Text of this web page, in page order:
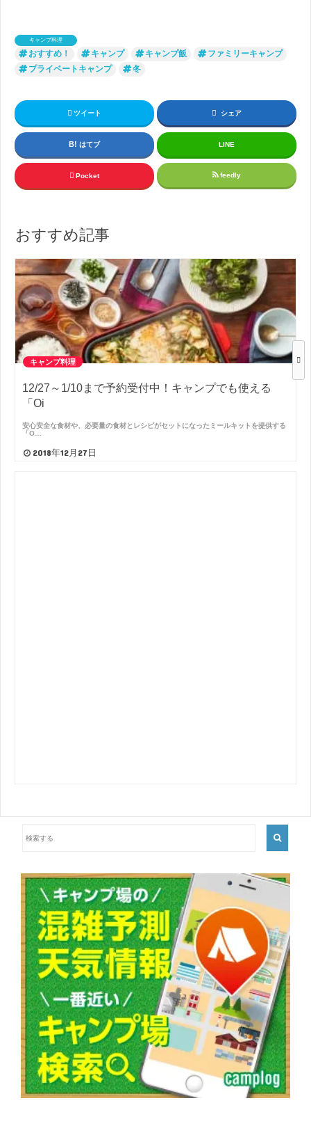
キャンプ料理
おすすめ！ キャンプ キャンプ飯
ファミリーキャンプ
プライベートキャンプ
冬
ツイート シェア
はてブ LINE
Pocket feedly
おすすめ記事
キャンプ料理
12/27～1/10まで予約受付中！キャンプでも使える
「Oi
安心安全な食材や、必要量の食材とレシピがセットになったミールキットを提供する
「O…
2018年12月27日